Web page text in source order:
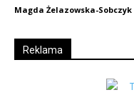
Magda Żelazowska-Sobczyk
Reklama